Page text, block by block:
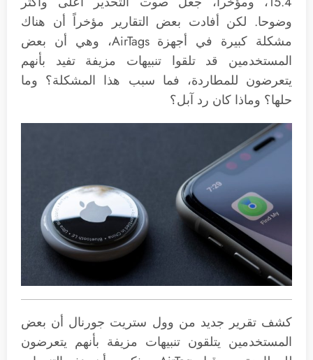
وضوحا. لكن أفادت بعض التقارير مؤخراً أن هناك
مشكلة كبيرة في أجهزة AirTags، وهي أن بعض
المستخدمين قد تلقوا تنبيهات مزيفة تفيد بأنهم
يتعرضون للمطاردة، فما سبب هذا المشكلة؟ وما
حلها؟ وماذا كان رد آبل؟
كشف تقرير جديد من وول ستريت جورنال أن بعض
المستخدمين يتلقون تنبيهات مزيفة بأنهم يتعرضون